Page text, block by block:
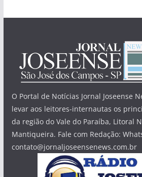
O Portal de Notícias Jornal Joseense
levar aos leitores-internautas os
da região do Vale do Paraíba, Litoral
Mantiqueira. Fale com Redação:
contato@jornaljoseensenews.com.br